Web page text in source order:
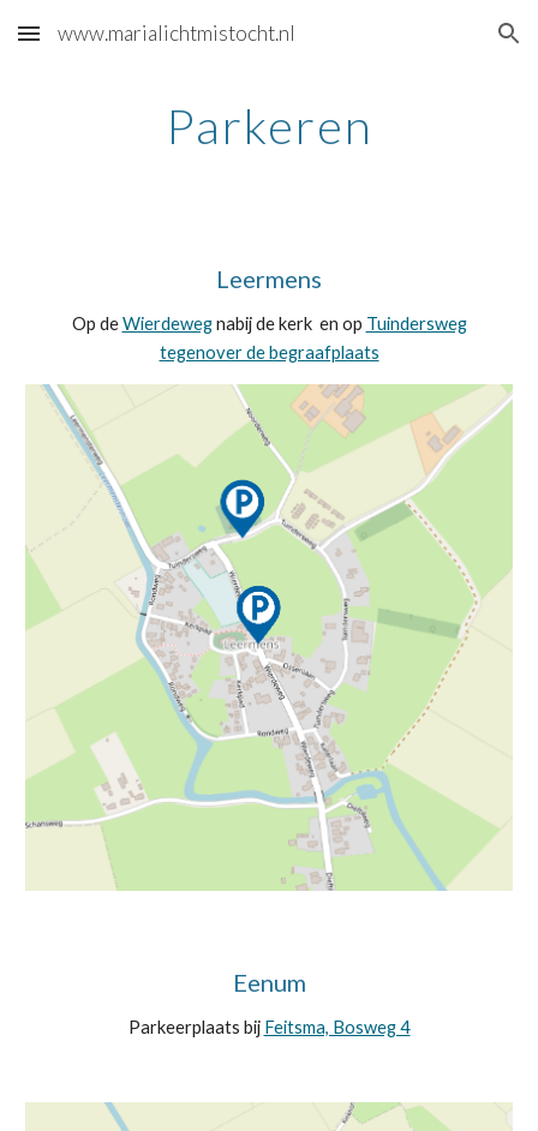
Skip to main content Skip to navigation
www.marialichtmistocht.nl
Parkeren
Leermens
Op deWierdewegnabij de kerk en op Tuindersweg
tegenover de begraafplaats
Eenum
Parkeerplaats bij Feitsma, Bosweg 4